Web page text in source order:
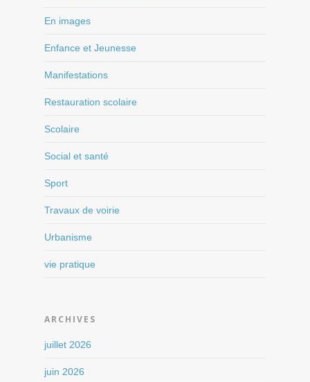
En images
Enfance et Jeunesse
Manifestations
Restauration scolaire
Scolaire
Social et santé
Sport
Travaux de voirie
Urbanisme
vie pratique
ARCHIVES
juillet 2026
juin 2026